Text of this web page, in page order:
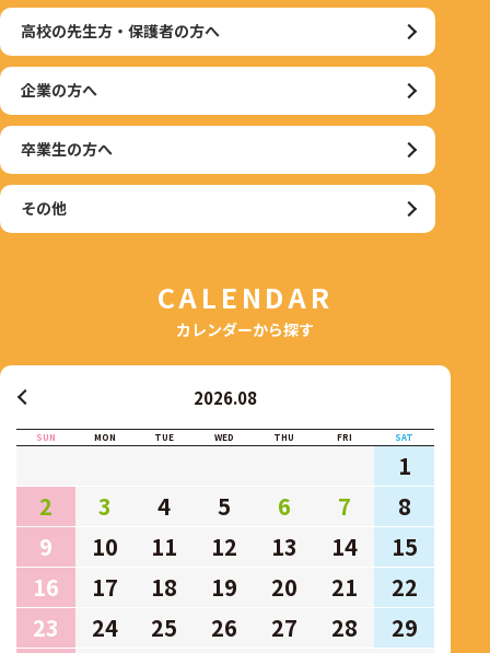
高校の先生方・保護者の方へ
企業の方へ
卒業生の方へ
その他
CALENDAR
カレンダーから探す
2026.08
SUN MON TUE WED THU FRI SAT
1
2
3 4 5 6 7
8
9
10 11 12 13 14
15
16
17 18 19 20 21
22
23
24 25 26 27 28
29